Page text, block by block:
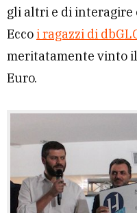
gli altri e di interagire
Ecco i ragazzi di
meritatamente vinto
Euro.